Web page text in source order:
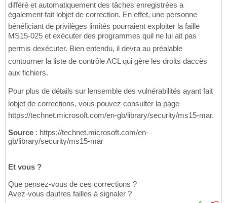
différé et automatiquement des tâches enregistrées a
également fait lobjet de correction. En effet, une personne
bénéficiant de privilèges limités pourraient exploiter la faille
MS15-025 et exécuter des programmes quil ne lui ait pas
permis dexécuter. Bien entendu, il devra au préalable
contourner la liste de contrôle ACL qui gère les droits daccès
aux fichiers.
Pour plus de détails sur lensemble des vulnérabilités ayant fait
lobjet de corrections, vous pouvez consulter la page
https://technet.microsoft.com/en-gb/library/security/ms15-mar.
Source : https://technet.microsoft.com/en-
gb/library/security/ms15-mar
Et vous ?
Que pensez-vous de ces corrections ?
Avez-vous dautres failles à signaler ?